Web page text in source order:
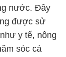
nước. Đây
được sử
y tế, nông
sóc cá